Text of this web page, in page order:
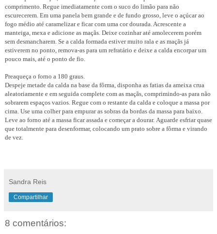
comprimento. Regue imediatamente com o suco do limão para não
escurecerem. Em uma panela bem grande e de fundo grosso, leve o açúcar ao
fogo médio até caramelizar e ficar com uma cor dourada. Acrescente a
manteiga, mexa e adicione as maçãs. Deixe cozinhar até amolecerem porém
sem desmancharem. Se a calda formada estiver muito rala e as maçãs já
estiverem no ponto, remova-as para um refratário e deixe a calda encorpar um
pouco mais, até o ponto de fio.
Preaqueça o forno a 180 graus.
Despeje metade da calda na base da fôrma, disponha as fatias da ameixa crua
aleatoriamente e em seguida complete com as maçãs, comprimindo-as para não
sobrarem espaços vazios. Regue com o restante da calda e coloque a massa por
cima. Use uma colher para empurar as sobras da bordas da massa para baixo.
Leve ao forno até a massa ficar assada e começar a dourar. Aguarde esfriar quase
que totalmente para desenformar, colocando um prato sobre a fôrma e virando
de vez.
Sandra Reis
Compartilhar
8 comentários: